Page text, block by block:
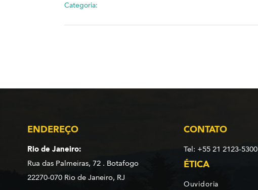
Categoria:
ENDEREÇO
Rio de Janeiro:
Rua das Palmeiras, 72 . Botafogo
22270-070 Rio de Janeiro, RJ
CONTATO
Tel: +55 21 2123-5300
ÉTICA
Ouvidoria